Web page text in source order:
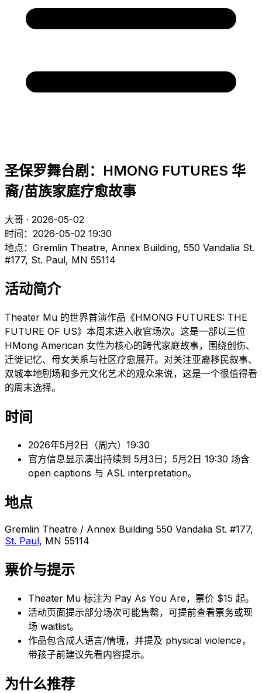
圣保罗舞台剧：HMONG FUTURES 华
裔/苗族家庭疗愈故事
大哥 · 2026-05-02
时间：2026-05-02 19:30
地点：Gremlin Theatre, Annex Building, 550 Vandalia St.
#177, St. Paul, MN 55114
活动简介
Theater Mu 的世界首演作品《HMONG FUTURES: THE
FUTURE OF US》本周末进入收官场次。这是一部以三位
HMong American 女性为核心的跨代家庭故事，围绕创伤、
迁徙记忆、母女关系与社区疗愈展开。对关注亚裔移民叙事、
双城本地剧场和多元文化艺术的观众来说，这是一个很值得看
的周末选择。
时间
2026年5月2日（周六）19:30
官方信息显示演出持续到 5月3日；5月2日 19:30 场含
open captions 与 ASL interpretation。
地点
Gremlin Theatre / Annex Building 550 Vandalia St. #177,
St. Paul, MN 55114
票价与提示
Theater Mu 标注为 Pay As You Are，票价 $15 起。
活动页面提示部分场次可能售罄，可提前查看票务或现
场 waitlist。
作品包含成人语言/情境，并提及 physical violence，
带孩子前建议先看内容提示。
为什么推荐